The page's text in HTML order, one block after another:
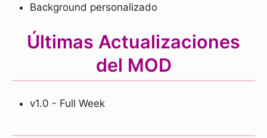
Background personalizado
Últimas Actualizaciones
del MOD
v1.0 - Full Week